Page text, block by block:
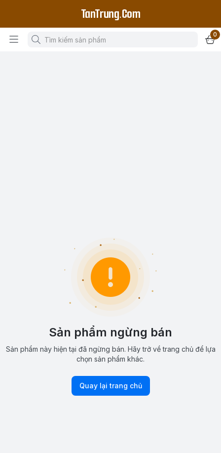
TanTrung.Com
0
Sản phẩm ngừng bán
Sản phẩm này hiện tại đã ngừng bán. Hãy trở về trang chủ để lựa
chọn sản phẩm khác.
Quay lại trang chủ